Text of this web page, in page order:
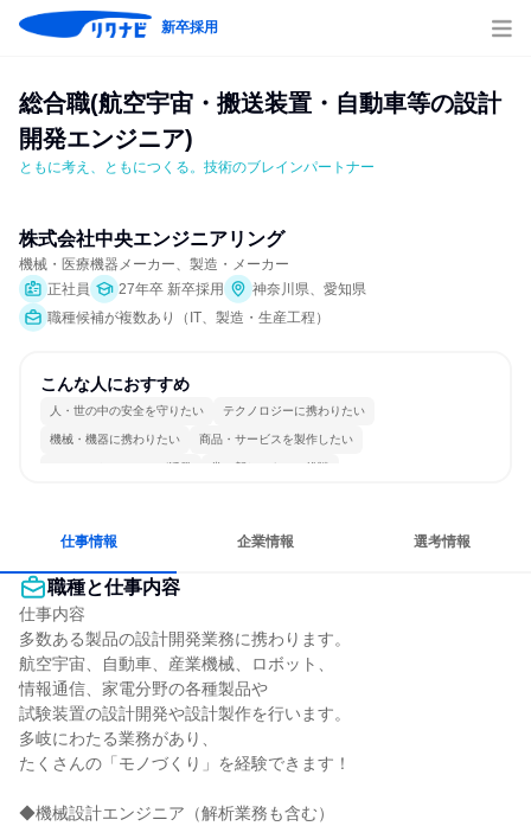
新卒採用
総合職(航空宇宙・搬送装置・自動車等の設計
開発エンジニア)
ともに考え、ともにつくる。技術のブレインパートナー
株式会社中央エンジニアリング
機械・医療機器メーカー、製造・メーカー
正社員
27年卒 新卒採用
神奈川県、愛知県
職種候補が複数あり（IT、製造・生産工程）
こんな人におすすめ
人・世の中の安全を守りたい テクノロジーに携わりたい
機械・機器に携わりたい 商品・サービスを製作したい
コミュニケーションが活発 常に新しいものに挑戦
仕事情報 企業情報 選考情報
職種と仕事内容
仕事内容
多数ある製品の設計開発業務に携わります。
航空宇宙、自動車、産業機械、ロボット、
情報通信、家電分野の各種製品や
試験装置の設計開発や設計製作を行います。
多岐にわたる業務があり、
たくさんの「モノづくり」を経験できます！
◆機械設計エンジニア（解析業務も含む）